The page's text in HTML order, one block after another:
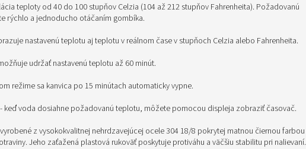
teploty od 40 do 100 stupňov Celzia (104 až 212 stupňov Fahrenheita). Požadovanú
rýchlo a jednoducho otáčaním gombíka.
nastavenú teplotu aj teplotu v reálnom čase v stupňoch Celzia alebo Fahrenheita.
udržať nastavenú teplotu až 60 minút.
režime sa kanvica po 15 minútach automaticky vypne.
keď voda dosiahne požadovanú teplotu, môžete pomocou displeja zobraziť časovač.
z vysokokvalitnej nehrdzavejúcej ocele 304 18/8 pokrytej matnou čiernou farbou
Jeho zaťažená plastová rukoväť poskytuje protiváhu a väčšiu stabilitu pri nalievaní.